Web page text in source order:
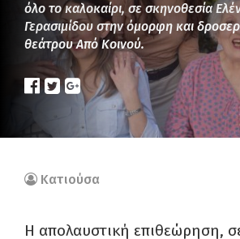
όλο το καλοκαίρι, σε σκηνοθεσία
Γερασιμίδου στην όμορφη και
θεάτρου Από Κοινού.
Κατιούσα
Η απολαυστική επιθεώρηση,